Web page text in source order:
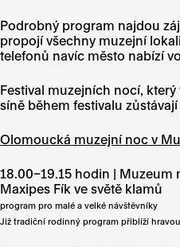
Podrobný program najdou
propojí všechny muzejní
telefonů navíc město nabízí
Festival muzejních nocí,
síně během festivalu
Olomoucká muzejní noc v
18.00–19.15 hodin | Muzeum
Maxipes Fík ve světě klamů
program pro malé a velké návštěvníky
Již tradiční rodinný program přiblíží